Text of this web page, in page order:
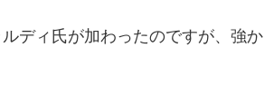
ディ氏が加わったのですが、強か